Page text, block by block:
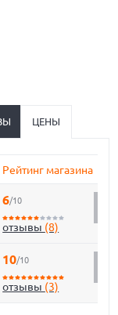
ЦЕНЫ
Рейтинг магазина
6/10
отзывы (8)
10/10
отзывы (3)